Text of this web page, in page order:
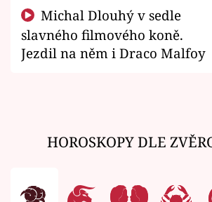
slavného filmového koně.
Jezdil na něm i Draco Malfoy
HOROSKOPY DLE